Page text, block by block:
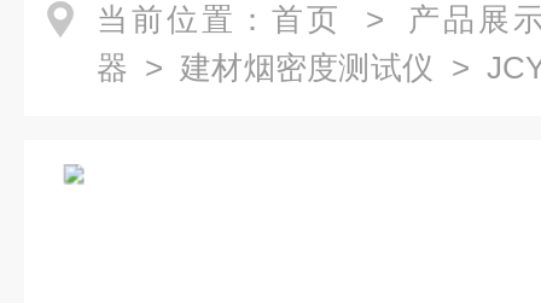
当前位置： 首页 > 产品展
器 > 建材烟密度测试仪 >